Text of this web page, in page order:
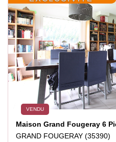
VENDU
Maison Grand Fougeray 6
GRAND FOUGERAY (35390)